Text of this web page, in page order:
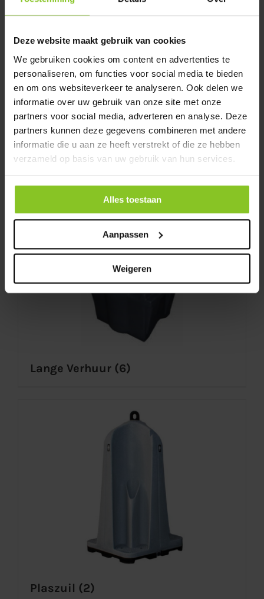
Deze website maakt gebruik van cookies
We gebruiken cookies om content en advertenties te
personaliseren, om functies voor social media te bieden
en om ons websiteverkeer te analyseren. Ook delen we
informatie over uw gebruik van onze site met onze
partners voor social media, adverteren en analyse. Deze
partners kunnen deze gegevens combineren met andere
informatie die u aan ze heeft verstrekt of die ze hebben
verzameld op basis van uw gebruik van hun services.
Alles toestaan
Aanpassen
Weigeren
Korte Verhuur(6)
Lange Verhuur (6)
Plaszuil (2)